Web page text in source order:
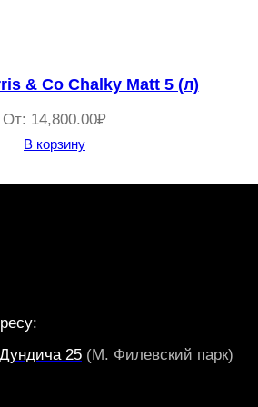
& Co Chalky Matt 5 (л)
От: 14,800.00₽
В корзину
25 (М. Филевский парк)